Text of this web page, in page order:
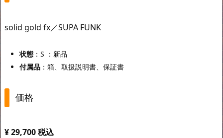
solid gold fx／SUPA FUNK
状態 ：S ：新品
付属品 ：箱、取扱説明書、保証書
価格
¥ 29,700 税込